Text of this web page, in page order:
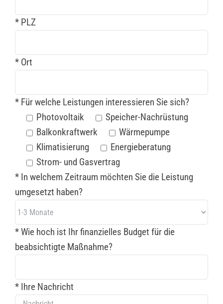
* PLZ
* Ort
* Für welche Leistungen interessieren Sie sich?
Photovoltaik
Speicher-Nachrüstung
Balkonkraftwerk
Wärmepumpe
Klimatisierung
Energieberatung
Strom- und Gasvertrag
* In welchem Zeitraum möchten Sie die Leistung
umgesetzt haben?
* Wie hoch ist Ihr finanzielles Budget für die
beabsichtigte Maßnahme?
* Ihre Nachricht